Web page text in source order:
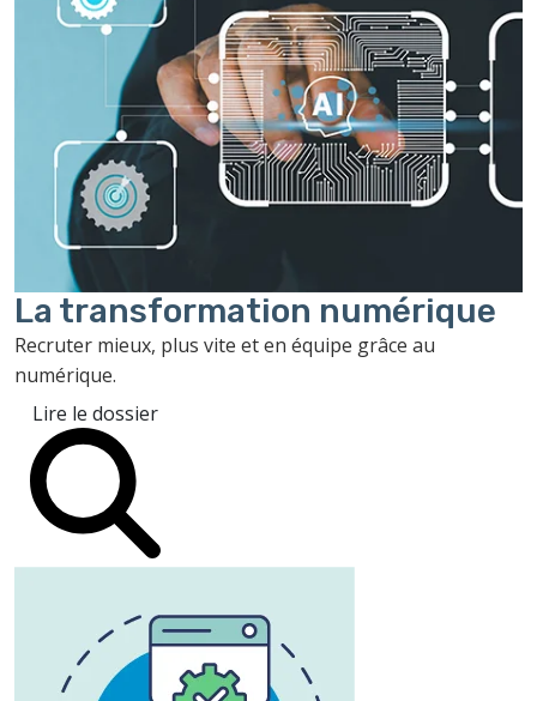
La transformation numérique
Recruter mieux, plus vite et en équipe grâce au
numérique.
Lire le dossier